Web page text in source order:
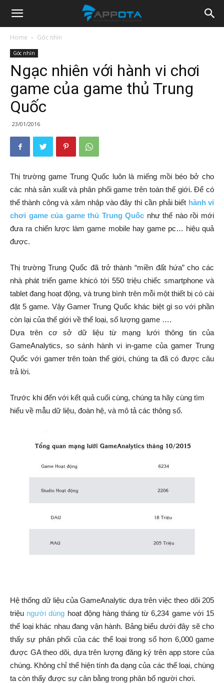
Appota
News
Home Góc nhìn
Góc nhìn
Ngạc nhiên với hành vi chơi
game của game thủ Trung
Quốc
23/01/2016
Thị trường game Trung Quốc luôn là miếng mồi béo bở cho
các nhà sản xuất và phân phối game trên toàn thế giới. Để có
thể thành công và xâm nhập vào đây thì cần phải biết hành vi
chơi game của game thủ Trung Quốc như thế nào rồi mới
đưa ra chiến lược làm game mobile hay game pc… hiệu quả
được.
Thị trường Trung Quốc đã trở thành “miền đất hứa” cho các
nhà phát triển game khicó tới 550 triệu chiếc smartphone và
tablet đang hoạt động, và trung bình trên mỗi một thiết bị có cài
đặt 5 game. Vậy Gamer Trung Quốc khác biệt gì so với phần
còn lại của thế giới về thể loại, số lượng game ….
Dựa trên cơ sở dữ liệu từ mạng lưới thông tin của
GameAnalytics, so sánh hành vi in-game của gamer Trung
Quốc với gamer trên toàn thế giới, chúng ta đã có được câu
trả lời.
Trước khi đến với kết quả cuối cùng, chúng ta hãy cùng tìm
hiểu về mẫu dữ liệu, đoàn hệ, và mô tả các thông số.
Hệ thống dữ liệu của GameAnalytic dựa trên việc theo dõi 205
triệu người dùng hoạt động hàng tháng từ 6,234 game với 15
thể loại khác nhau đang vận hành. Bảng biểu dưới đây sẽ cho
thấy sự phân phối của các thể loại trong số hơn 6,000 game
được GA theo dõi, dựa trên lượng đăng ký trên app store của
chúng. Không chỉ thể hiện tính đa dạng của các thể loại, chúng
ta còn thấy được sự cân bằng trong phân bố người chơi.